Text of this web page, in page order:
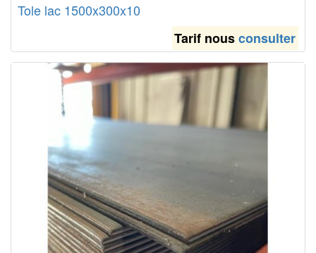
Tole lac 1500x300x10
Tarif nousconsulter